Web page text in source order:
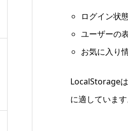
ログイン状
ユーザーの
お気に入り
LocalStorageは
に適しています